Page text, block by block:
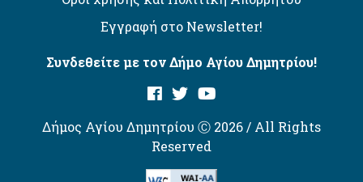
Εγγραφή στο Newsletter!
Συνδεθείτε με τον Δήμο Αγίου Δημητρίου!
Δήμος Αγίου Δημητρίου Ⓒ 2026 / All Rights
Reserved